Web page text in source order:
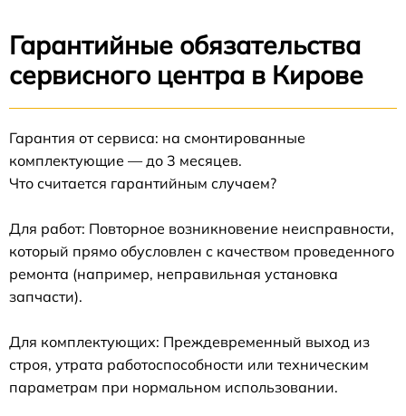
Гарантийные обязательства
сервисного центра в Кирове
Гарантия от сервиса: на смонтированные
комплектующие — до 3 месяцев.
Что считается гарантийным случаем?
Для работ: Повторное возникновение неисправности,
который прямо обусловлен с качеством проведенного
ремонта (например, неправильная установка
запчасти).
Для комплектующих: Преждевременный выход из
строя, утрата работоспособности или техническим
параметрам при нормальном использовании.